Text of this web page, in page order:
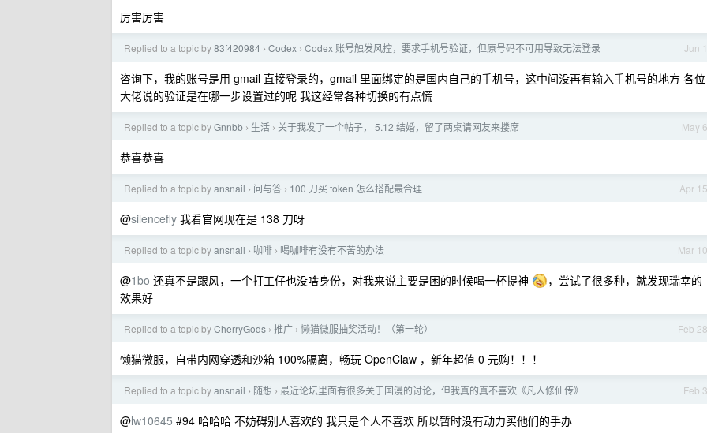
厉害厉害
Jun 1
Replied to a topic by83f420984 › Codex › Codex 账号触发风控，要求手机号验证，但原号码不可用导致无法登录
咨询下，我的账号是用 gmail 直接登录的，gmail 里面绑定的是国内自己的手机号，这中间没再有输入手机号的地方 各位
大佬说的验证是在哪一步设置过的呢 我这经常各种切换的有点慌
May 6
Replied to a topic byGnnbb › 生活 › 关于我发了一个帖子， 5.12 结婚，留了两桌请网友来搂席
恭喜恭喜
Apr 15
Replied to a topic byansnail › 问与答 › 100 刀买 token 怎么搭配最合理
@silencefly 我看官网现在是 138 刀呀
Mar 10
Replied to a topic byansnail › 咖啡 › 喝咖啡有没有不苦的办法
@1bo 还真不是跟风，一个打工仔也没啥身份，对我来说主要是困的时候喝一杯提神
，尝试了很多种，就发现瑞幸的
效果好
Feb 28
Replied to a topic byCherryGods › 推广 › 懒猫微服抽奖活动！（第一轮）
懒猫微服，自带内网穿透和沙箱 100%隔离，畅玩 OpenClaw ，新年超值 0 元购！！！
Feb 3
Replied to a topic byansnail › 随想 › 最近论坛里面有很多关于国漫的讨论，但我真的真不喜欢《凡人修仙传》
@lw10645 #94 哈哈哈 不妨碍别人喜欢的 我只是个人不喜欢 所以暂时没有动力买他们的手办